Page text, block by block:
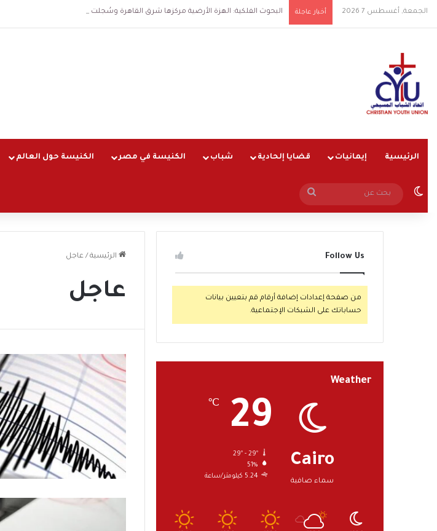
الجمعة, أغسطس 7 2026 أخبار عاجلة البحوث الفلكية: الهزة الأرضية مركزها شرق القاهرة وسُجلت الساعة 3 فجرا و36 ثانية
الرئيسية إيمانيات قضايا إلحادية شباب الكنيسة في مصر الكنيسة حول العالم
الوضع المظلم
الرئيسية / عاجل
عاجل
Follow Us
من صفحة إعدادات إضافة أرقام قم بتعيين بيانات
حساباتك على الشبكات الإجتماعية.
Weather
Cairo
سماء صافية
29
℃
29º - 29º
51%
5.24 كيلومتر/ساعة